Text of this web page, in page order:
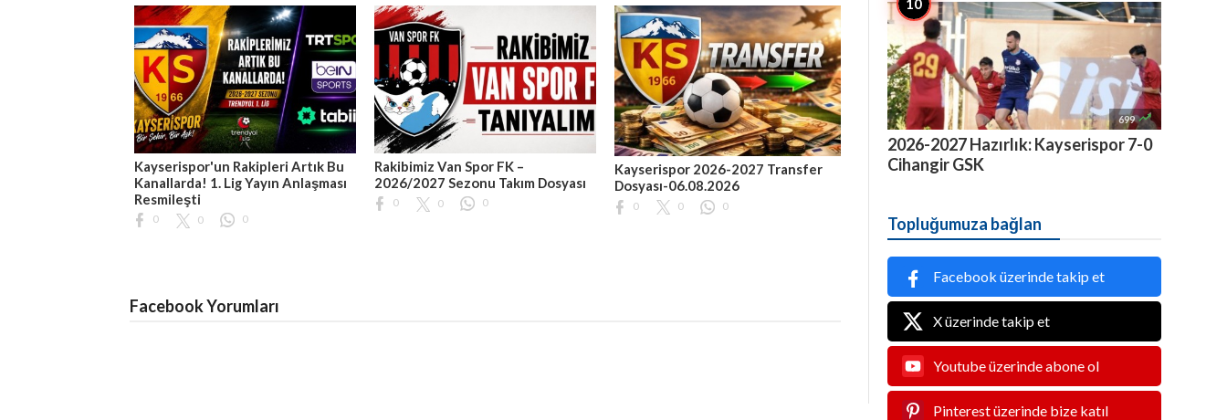
Kayserispor'un Rakipleri Artık Bu
Kanallarda! 1. Lig Yayın Anlaşması
Resmileşti
0 0 0
Rakibimiz Van Spor FK –
2026/2027 Sezonu Takım Dosyası
0 0 0
Kayserispor 2026-2027 Transfer
Dosyası-06.08.2026
0 0 0
Facebook Yorumları
699 
2026-2027 Hazırlık: Kayserispor 7-0
Cihangir GSK
Topluğumuza bağlan
Facebook üzerinde takip et
X üzerinde takip et
Youtube üzerinde abone ol
Pinterest üzerinde bize katıl